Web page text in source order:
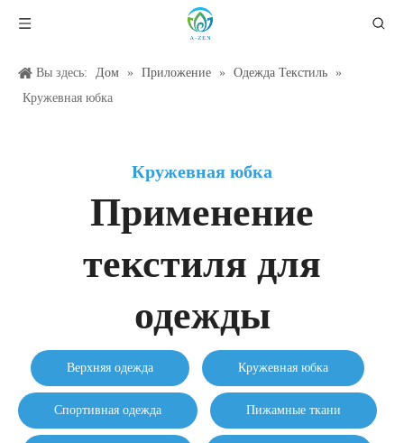
Вы здесь: Дом » Приложение » Одежда Текстиль »
Кружевная юбка
Кружевная юбка
Применение
текстиля для
одежды
Верхняя одежда Кружевная юбка
Спортивная одежда Пижамные ткани